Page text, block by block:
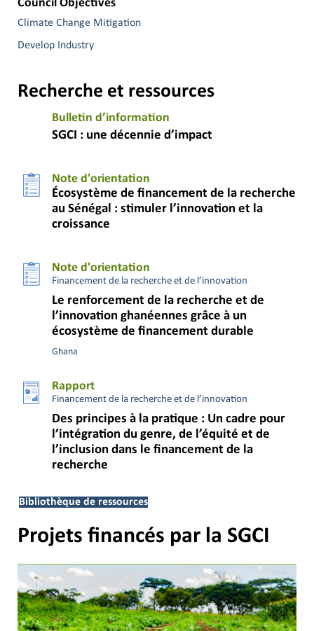
Council Objectives
Climate Change Mitigation
Develop Industry
Recherche et ressources
Bulletin d’information
SGCI : une décennie d’impact
Note d'orientation
Écosystème de financement de la recherche
au Sénégal : stimuler l’innovation et la
croissance
Note d'orientation
Financement de la recherche et de l’innovation
Le renforcement de la recherche et de
l’innovation ghanéennes grâce à un
écosystème de financement durable
Ghana
Rapport
Financement de la recherche et de l’innovation
Des principes à la pratique : Un cadre pour
l’intégration du genre, de l’équité et de
l’inclusion dans le financement de la
recherche
Bibliothèque de ressources
Projets financés par la SGCI